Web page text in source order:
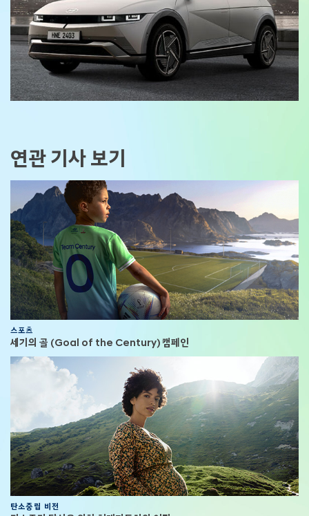
연관 기사 보기
스포츠
세기의 골 (Goal of the Century) 캠페인
탄소중립 비전